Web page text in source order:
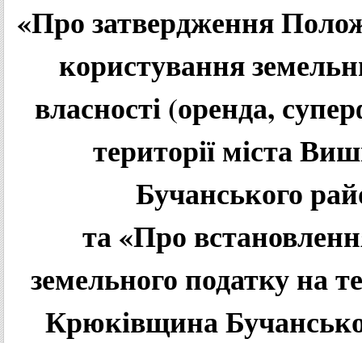
«Про затвердження
користування
власності (оренда,
території міста
Бучанського
та «Про
земельного податку на
Крюківщина